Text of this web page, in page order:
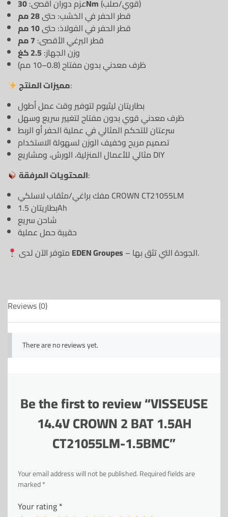
عزم دوران أقصى:30Nm
(قوي/صلب)
قطر الحفر في الخشب: حتى28 مم
قطر الحفر في الفولاذ: حتى10 مم
قطر البرغي الأقصى: 7 مم
وزن الجهاز:2.5 كغ
ظرف معدني بدون مفتاح (0.8–10 مم)
مميزات المنتج:
بطاريتان ليثيوم لتوفير وقت عمل أطول
ظرف معدني قوي بدون مفتاح لتغيير سريع وسهل
سرعتان للتحكم المثالي في عملية الحفر أو الربط
تصميم مريح وخفيف الوزن لسهولة الاستخدام
مثالي للأعمال المنزلية، الورش، ومشاريع DIY
المحتويات المرفقة:
مفك براغي/مثقاب لاسلكي CROWN CT21055LM
بطاريتان 1.5Ah
شاحن سريع
حقيبة حمل عملية
EDEN Groupes – الجودة التي تثق بها.
Reviews (0)
There are no reviews yet.
Be the first to review “VISSEUSE
14.4V CROWN 2 BAT 1.5AH
CT21055LM-1.5BMC”
Your email address will not be published.Required fields are
marked*
Your rating*